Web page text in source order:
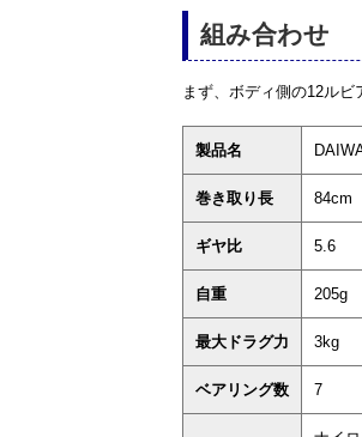
組み合わせ
まず、ボディ側の12ルビ
製品名
巻き取り長 84cm
ギヤ比 5.6
自重 205g
最大ドラグ力 3kg
ベアリング数 7